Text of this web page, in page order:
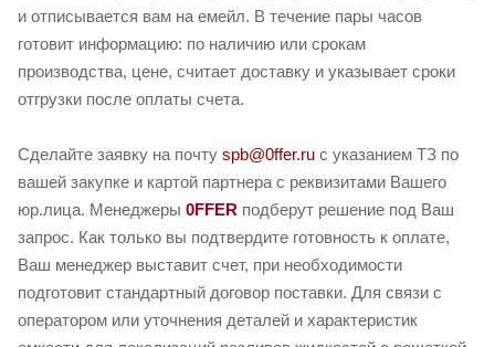
и отписывается вам на емейл. В течение пары часов
готовит информацию: по наличию или срокам
производства, цене, считает доставку и указывает сроки
отгрузки после оплаты счета.
Сделайте заявку на почту spb@0ffer.ru с указанием ТЗ по
вашей закупке и картой партнера с реквизитами Вашего
юр.лица. Менеджеры 0FFER подберут решение под Ваш
запрос. Как только вы подтвердите готовность к оплате,
Ваш менеджер выставит счет, при необходимости
подготовит стандартный договор поставки. Для связи с
оператором или уточнения деталей и характеристик